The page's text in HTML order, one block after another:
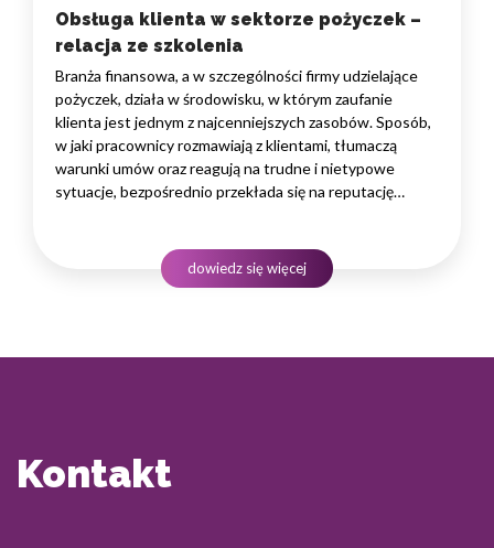
Obsługa klienta w sektorze pożyczek –
relacja ze szkolenia
Branża finansowa, a w szczególności firmy udzielające
pożyczek, działa w środowisku, w którym zaufanie
klienta jest jednym z najcenniejszych zasobów. Sposób,
w jaki pracownicy rozmawiają z klientami, tłumaczą
warunki umów oraz reagują na trudne i nietypowe
sytuacje, bezpośrednio przekłada się na reputację
produktowej, lecz także rozwiniętych kompetencji
komunikacyjnych, empatii…
dowiedz się więcej
Kontakt